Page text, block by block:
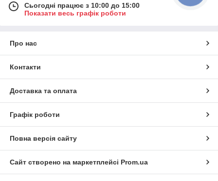
Сьогодні працює з 10:00 до 15:00
Показати весь графік роботи
Про нас
Контакти
Доставка та оплата
Графік роботи
Повна версія сайту
Сайт створено на маркетплейсі Prom.ua